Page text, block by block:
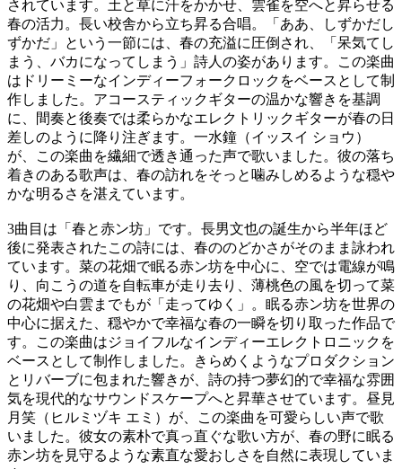
されています。土と草に汗をかかせ、雲雀を空へと昇らせる
春の活力。長い校舎から立ち昇る合唱。「ああ、しずかだし
ずかだ」という一節には、春の充溢に圧倒され、「呆気てし
まう、バカになってしまう」詩人の姿があります。この楽曲
はドリーミーなインディーフォークロックをベースとして制
作しました。アコースティックギターの温かな響きを基調
に、間奏と後奏では柔らかなエレクトリックギターが春の日
差しのように降り注ぎます。一水鐘（イッスイ ショウ）
が、この楽曲を繊細で透き通った声で歌いました。彼の落ち
着きのある歌声は、春の訪れをそっと噛みしめるような穏や
かな明るさを湛えています。
3曲目は「春と赤ン坊」です。長男文也の誕生から半年ほど
後に発表されたこの詩には、春ののどかさがそのまま詠われ
ています。菜の花畑で眠る赤ン坊を中心に、空では電線が鳴
り、向こうの道を自転車が走り去り、薄桃色の風を切って菜
の花畑や白雲までもが「走ってゆく」。眠る赤ン坊を世界の
中心に据えた、穏やかで幸福な春の一瞬を切り取った作品で
す。この楽曲はジョイフルなインディーエレクトロニックを
ベースとして制作しました。きらめくようなプロダクション
とリバーブに包まれた響きが、詩の持つ夢幻的で幸福な雰囲
気を現代的なサウンドスケープへと昇華させています。昼見
月笑（ヒルミヅキ エミ）が、この楽曲を可愛らしい声で歌
いました。彼女の素朴で真っ直ぐな歌い方が、春の野に眠る
赤ン坊を見守るような素直な愛おしさを自然に表現していま